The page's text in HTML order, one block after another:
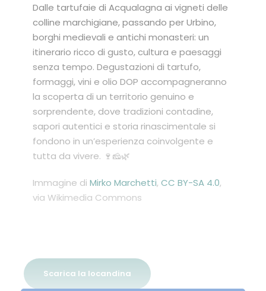
Dalle tartufaie di Acqualagna ai vigneti delle
colline marchigiane, passando per Urbino,
borghi medievali e antichi monasteri: un
itinerario ricco di gusto, cultura e paesaggi
senza tempo. Degustazioni di tartufo,
formaggi, vini e olio DOP accompagneranno
la scoperta di un territorio genuino e
sorprendente, dove tradizioni contadine,
sapori autentici e storia rinascimentale si
fondono in un’esperienza coinvolgente e
tutta da vivere. 🍷🧀🌿
Immagine di Mirko Marchetti, CC BY-SA 4.0,
via Wikimedia Commons
Scarica la locandina